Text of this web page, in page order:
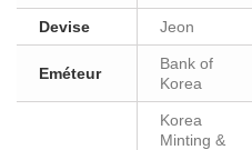
Devise Jeon
Eméteur
Bank of
Korea
Korea
Minting &